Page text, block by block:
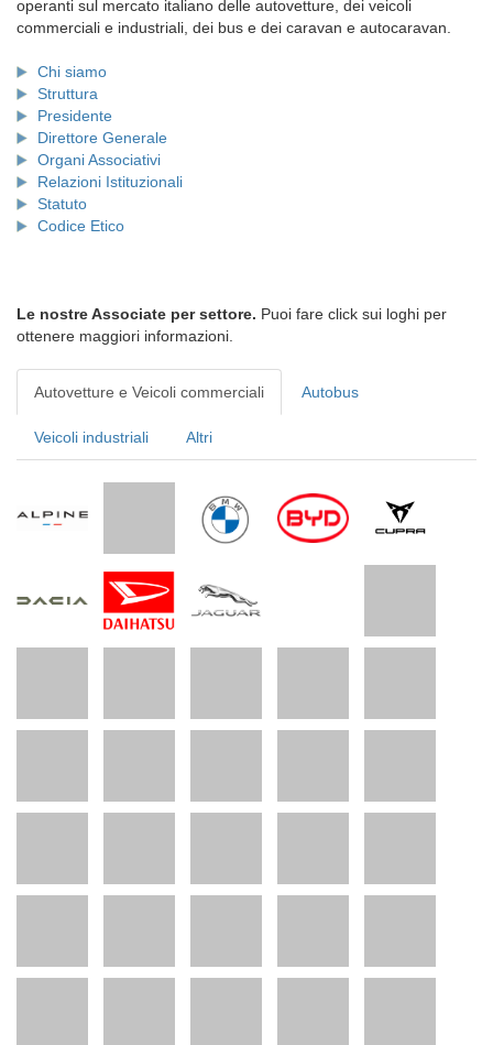
operanti sul mercato italiano delle autovetture, dei veicoli
commerciali e industriali, dei bus e dei caravan e autocaravan.
Chi siamo
Struttura
Presidente
Direttore Generale
Organi Associativi
Relazioni Istituzionali
Statuto
Codice Etico
Le nostre Associate per settore. Puoi fare click sui loghi per
ottenere maggiori informazioni.
Autovetture e Veicoli commerciali Autobus
Veicoli industriali Altri